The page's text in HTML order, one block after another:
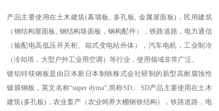
产品主要使用在土木建筑(幕墙板, 多孔板, 金属屋面板)，民用建筑
（钢结构屋面板, 钢结构墙面板，钢构配件），铁路道路，电力通信
（输配电高低压开关柜、箱式变电站外体），汽车电机，工业制冷
（冷却塔，大型户外工业用空调）等行业，使用领域非常广泛。
镀铝锌镁钢板是由日本新日本制铁株式会社研制的新型高耐腐蚀性
镀膜钢板，英文名称“super dyma”,简称SD。 SD产品主要使用在土木
建筑(多孔板)，农业畜产（农业饲养大棚钢铁结构），铁路道路，电